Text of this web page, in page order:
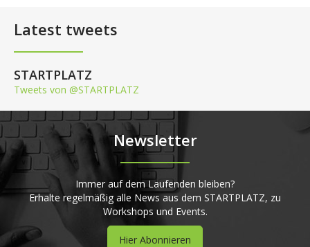
Latest tweets
STARTPLATZ
Tweets von @STARTPLATZ
Newsletter
Immer auf dem Laufenden bleiben?
Erhalte regelmäßig alle News aus dem STARTPLATZ, zu
Workshops und Events.
Hier Abonnieren